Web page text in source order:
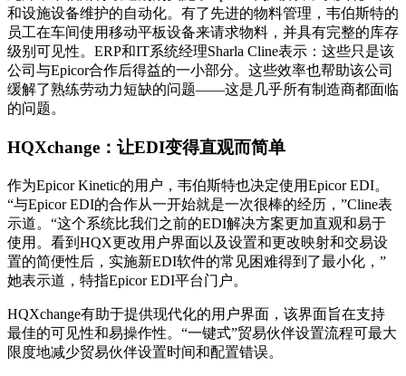
和设施设备维护的自动化。有了先进的物料管理，韦伯斯特的
员工在车间使用移动平板设备来请求物料，并具有完整的库存
级别可见性。ERP和IT系统经理Sharla Cline表示：这些只是该
公司与Epicor合作后得益的一小部分。这些效率也帮助该公司
缓解了熟练劳动力短缺的问题——这是几乎所有制造商都面临
的问题。
HQXchange：让EDI变得直观而简单
作为Epicor Kinetic的用户，韦伯斯特也决定使用Epicor EDI。
“与Epicor EDI的合作从一开始就是一次很棒的经历，”Cline表
示道。“这个系统比我们之前的EDI解决方案更加直观和易于
使用。看到HQX更改用户界面以及设置和更改映射和交易设
置的简便性后，实施新EDI软件的常见困难得到了最小化，”
她表示道，特指Epicor EDI平台门户。
HQXchange有助于提供现代化的用户界面，该界面旨在支持
最佳的可见性和易操作性。“一键式”贸易伙伴设置流程可最大
限度地减少贸易伙伴设置时间和配置错误。